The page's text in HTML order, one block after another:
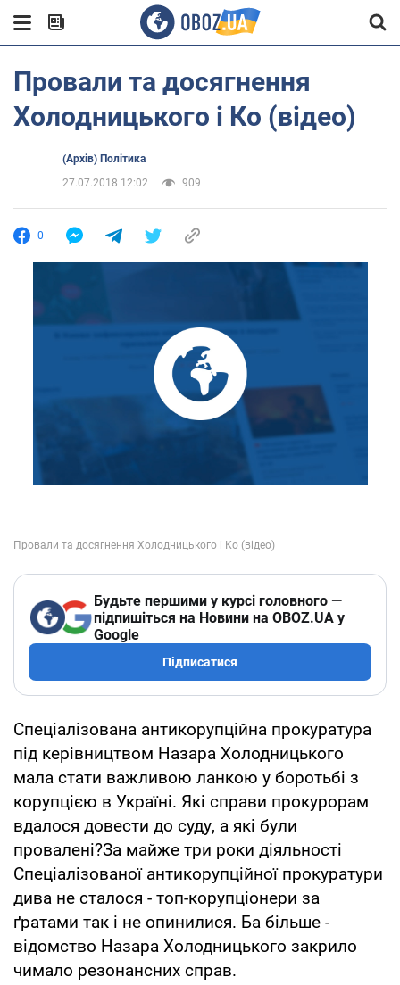
Провали та досягнення
Холодницького і Ко (відео)
(Архів) Політика
27.07.2018 12:02
909
0
Будьте першими у курсі головного —
підпишіться на Новини на OBOZ.UA у
Google
Підписатися
Спеціалізована антикорупційна прокуратура
під керівництвом Назара Холодницького
мала стати важливою ланкою у боротьбі з
корупцією в Україні. Які справи прокурорам
вдалося довести до суду, а які були
провалені?За майже три роки діяльності
Спеціалізованої антикорупційної прокуратури
дива не сталося - топ-корупціонери за
ґратами так і не опинилися. Ба більше -
відомство Назара Холодницького закрило
чимало резонансних справ.